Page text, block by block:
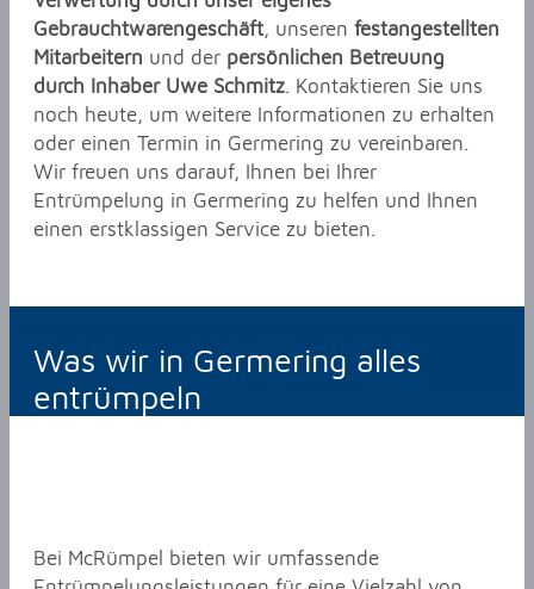
Gebrauchtwarengeschäft, unseren festangestellten
Mitarbeitern und der persönlichen Betreuung
durch Inhaber Uwe Schmitz. Kontaktieren Sie uns
noch heute, um weitere Informationen zu erhalten
oder einen Termin in Germering zu vereinbaren.
Wir freuen uns darauf, Ihnen bei Ihrer
Entrümpelung in Germering zu helfen und Ihnen
einen erstklassigen Service zu bieten.
Was wir in Germering alles
entrümpeln
Bei McRümpel bieten wir umfassende